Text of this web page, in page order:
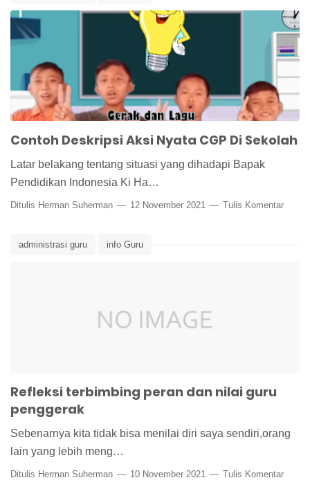
Contoh Deskripsi Aksi Nyata CGP Di Sekolah
Latar belakang tentang situasi yang dihadapi Bapak
Pendidikan Indonesia Ki Ha…
Ditulis Herman Suherman 12 November 2021 Tulis Komentar
administrasi guru info Guru
Refleksi terbimbing peran dan nilai guru
penggerak
Sebenarnya kita tidak bisa menilai diri saya sendiri,orang
lain yang lebih meng…
Ditulis Herman Suherman 10 November 2021 Tulis Komentar